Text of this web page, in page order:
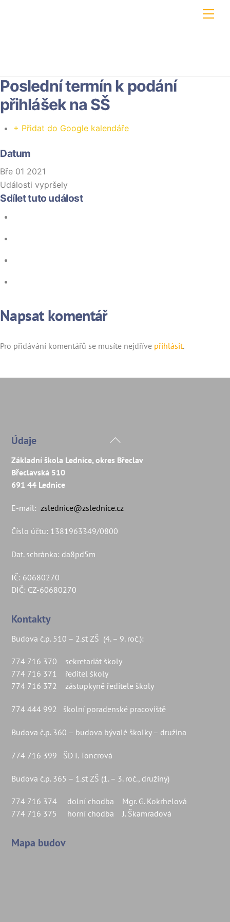
Poslední termín k podání
přihlášek na SŠ
+ Přidat do Google kalendáře
Datum
Bře 01 2021
Události vypršely
Sdílet tuto událost
Napsat komentář
Pro přidávání komentářů se musíte nejdříve přihlásit.
Back
Top
Údaje
Základní škola Lednice, okres Břeclav
Břeclavská 510
691 44 Lednice
E-mail:zslednice@zslednice.cz
Číslo účtu: 1381963349/0800
Dat. schránka: da8pd5m
IČ: 60680270
DIČ: CZ-60680270
Kontakty
Budova č.p. 510 – 2.st ZŠ (4. – 9. roč.):
774 716 370 sekretariát školy
774 716 371 ředitel školy
774 716 372 zástupkyně ředitele školy
774 444 992 školní poradenské pracoviště
Budova č.p. 360 – budova bývalé školky – družina
774 716 399 ŠD I. Toncrová
Budova č.p. 365 – 1.st ZŠ (1. – 3. roč., družiny)
774 716 374 dolní chodba Mgr. G. Kokrhelová
774 716 375 horní chodba J. Škamradová
Mapa budov